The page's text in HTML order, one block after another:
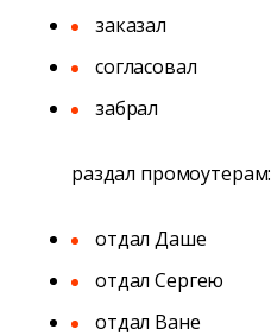
заказал
согласовал
забрал
раздал промоутерам:
отдал Даше
отдал Сергею
отдал Ване